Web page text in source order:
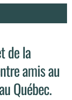
de la
amis au
Québec.